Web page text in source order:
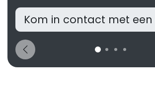
Kom in contact met een
Vorige